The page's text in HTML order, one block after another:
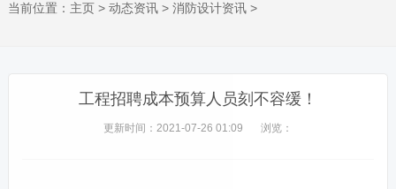
当前位置： 主页> 动态资讯> 消防设计资讯>
工程招聘成本预算人员刻不容缓！
更新时间：2021-07-26 01:09 浏览：